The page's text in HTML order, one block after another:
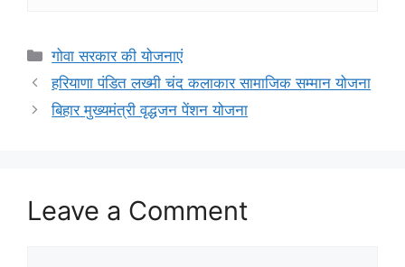
Categories
गोवा सरकार की योजनाएं
हरियाणा पंडित लख्मी चंद कलाकार सामाजिक सम्मान योजना
बिहार मुख्यमंत्री वृद्धजन पेंशन योजना
Leave a Comment